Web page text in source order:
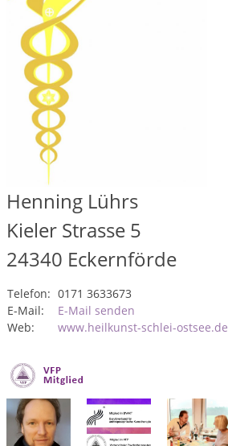
Henning Lührs
Kieler Strasse 5
24340 Eckernförde
Telefon: 0171 3633673
E-Mail:
E-Mail senden
Web:
www.heilkunst-schlei-ostsee.de